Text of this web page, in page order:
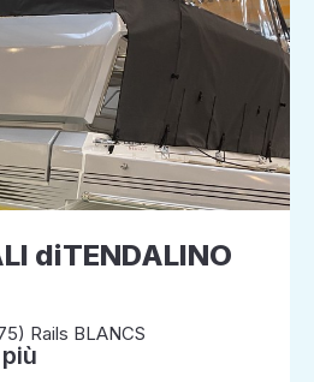
diTENDALINO
Rails BLANCS